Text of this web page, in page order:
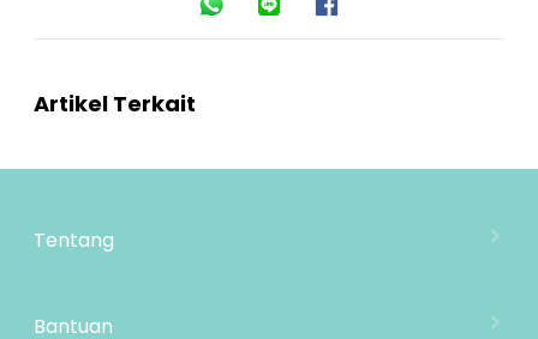
Artikel Terkait
Tentang
Lokasi Toko
Bantuan